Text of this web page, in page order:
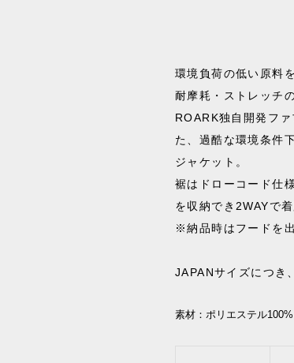
環境負荷の低い原料
耐摩耗・ストレッチ
ROARK独自開発フ
た、過酷な環境条件
ジャケット。
裾はドローコード仕
を収納でき2WAYで着
※納品時はフードを
JAPANサイズにつき
素材： ポリエステル100%